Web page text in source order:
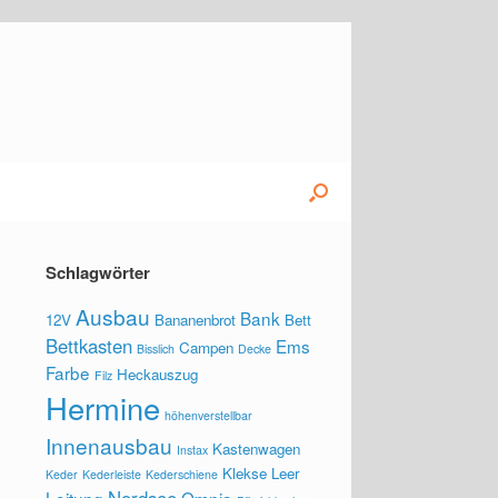
Schlagwörter
12V Ausbau Bananenbrot Bank Bett
Bettkasten Bisslich Campen Decke Ems
Farbe Filz Heckauszug
Hermine höhenverstellbar
Innenausbau Instax Kastenwagen
Keder Kederleiste Kederschiene Klekse Leer